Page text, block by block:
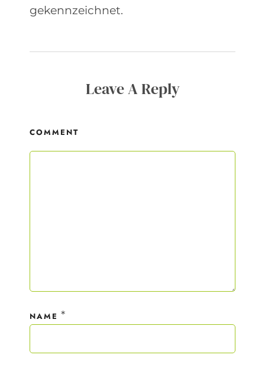
gekennzeichnet.
Leave A Reply
COMMENT
NAME *